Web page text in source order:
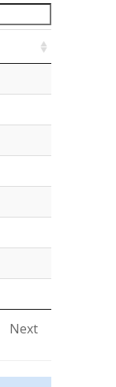
Next